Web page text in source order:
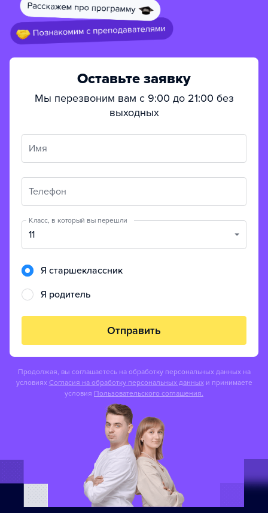
Оставьте заявку
Мы перезвоним вам с 9:00 до 21:00 без
выходных
Имя
Телефон
Класс, в который вы перешли
11
Я старшеклассник
Я родитель
Отправить
Продолжая, вы соглашаетесь на обработку персональных данных на
условиях Согласия на обработку персональных данных и принимаете
условия Пользовательского соглашения.